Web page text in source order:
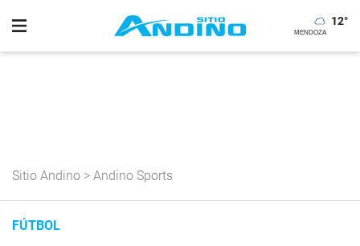
12°
Sitio Andino > Andino Sports
FÚTBOL